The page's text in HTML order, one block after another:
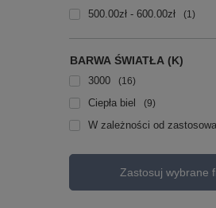
500.00zł - 600.00zł 1
BARWA ŚWIATŁA (K)
3000 16
Ciepła biel 9
W zależności od
Zastosuj wybrane